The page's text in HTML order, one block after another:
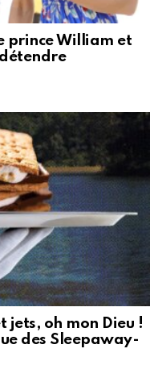
prince William et
jets, oh mon Dieu !
des Sleepaway-